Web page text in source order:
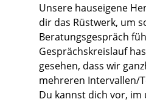
Unsere hauseigene
dir das Rüstwerk, um
Beratungsgespräch
Gesprächskreislauf
gesehen, dass wir
mehreren Intervallen/
Du kannst dich vor, im